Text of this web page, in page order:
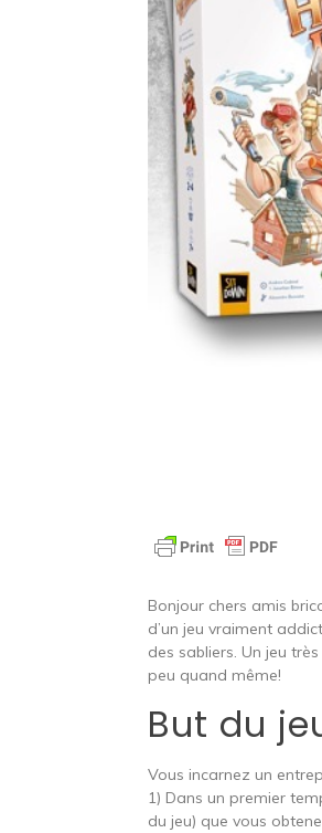
Bonjour chers amis
d’un jeu vraiment
des sabliers. Un jeu
peu quand même!
But du
Vous incarnez un
1) Dans un premier
du jeu) que vous